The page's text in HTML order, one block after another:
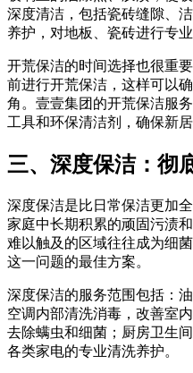
深度清洁，包括瓷砖缝隙、
养护，对地板、瓷砖进行专
开荒保洁的时间选择也很重
前进行开荒保洁，这样可以
角。壹壹集团的开荒保洁服
工具和环保清洁剂，确保新居
三、深度保洁：彻
深度保洁是比日常保洁更加
家庭中长期积累的顽固污渍
难以触及的区域往往成为细
这一问题的最佳方案。
深度保洁的服务范围包括：
空调内部清洗消毒，改善室
去除螨虫和细菌；厨房卫生
各类家电的专业清洗养护。